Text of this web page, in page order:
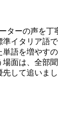
ターの声を丁
準イタリア語
語を増やす
場面は、全部
して追いまし